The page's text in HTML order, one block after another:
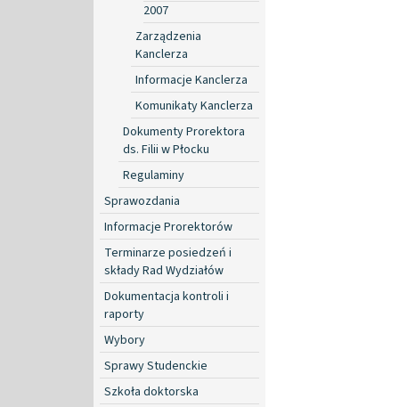
2007
Zarządzenia
Kanclerza
Informacje Kanclerza
Komunikaty Kanclerza
Dokumenty Prorektora
ds. Filii w Płocku
Regulaminy
Sprawozdania
Informacje Prorektorów
Terminarze posiedzeń i
składy Rad Wydziałów
Dokumentacja kontroli i
raporty
Wybory
Sprawy Studenckie
Szkoła doktorska